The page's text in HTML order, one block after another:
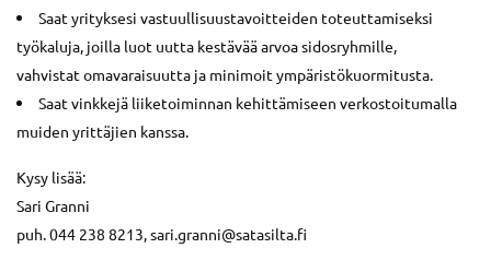
Saat yrityksesi vastuullisuustavoitteiden toteuttamiseksi
työkaluja, joilla luot uutta kestävää arvoa sidosryhmille,
vahvistat omavaraisuutta ja minimoit ympäristökuormitusta.
Saat vinkkejä liiketoiminnan kehittämiseen verkostoitumalla
muiden yrittäjien kanssa.
Kysy lisää:
Sari Granni
puh. 044 238 8213, sari.granni@satasilta.fi